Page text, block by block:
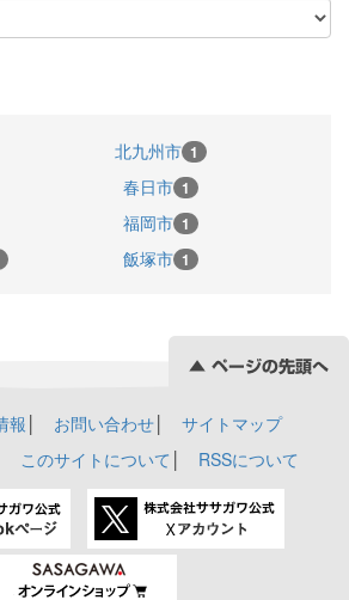
北九州市 1
春日市 1
福岡市 1
飯塚市 1
報 お問い合わせ│
サイトマップ
このサイトについて RSSについて